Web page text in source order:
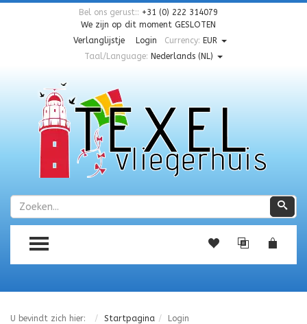
Bel ons gerust:: +31 (0) 222 314079
We zijn op dit moment GESLOTEN
Verlanglijstje
Login Currency: EUR
Taal/Language: Nederlands (NL)
Zoeken
TOGGLE MENU
U bevindt zich hier: Startpagina Login